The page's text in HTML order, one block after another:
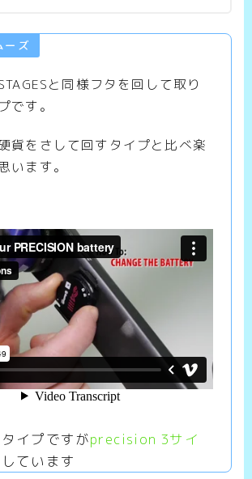
ーズ
と同様フタを回して取り
です。
貨をさして回すタイプと比べ楽
います。
イプですがprecision 3サイ
ています